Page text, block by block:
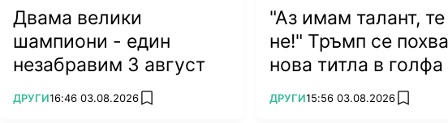
Двама велики
шампиони - един
незабравим 3 август
ПОВЕЧЕ ОТ
ДРУГИ16:46 03.08.2026 add favorites
"Аз имам талант,
не!" Тръмп се
нова титла в голфа
ПОВЕЧЕ ОТ
ДРУГИ15:56 03.08.2026 add